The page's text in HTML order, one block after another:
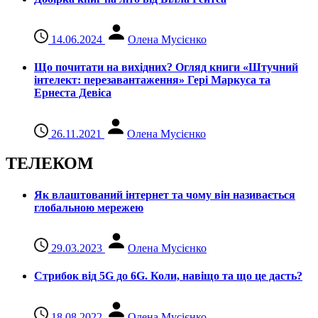
14.06.2024 Олена Мусієнко
Що почитати на вихідних? Огляд книги «Штучний
інтелект: перезавантаження» Гері Маркуса та
Ернеста Девіса
26.11.2021 Олена Мусієнко
ТЕЛЕКОМ
Як влаштований інтернет та чому він називається
глобальною мережею
29.03.2023 Олена Мусієнко
Стрибок від 5G до 6G. Коли, навіщо та що це даcть?